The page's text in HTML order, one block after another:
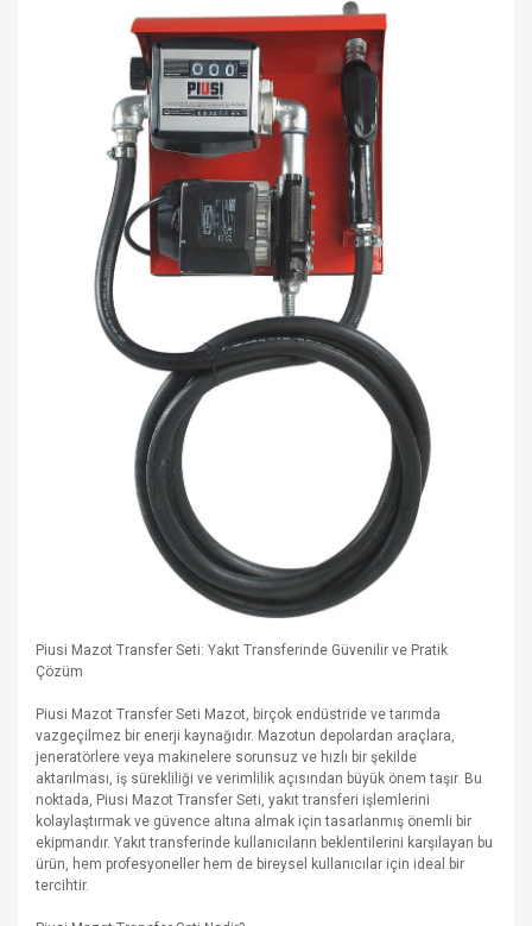
Piusi Mazot Transfer Seti: Yakıt Transferinde Güvenilir ve Pratik
Çözüm
Piusi Mazot Transfer Seti Mazot, birçok endüstride ve tarımda
vazgeçilmez bir enerji kaynağıdır. Mazotun depolardan araçlara,
jeneratörlere veya makinelere sorunsuz ve hızlı bir şekilde
aktarılması, iş sürekliliği ve verimlilik açısından büyük önem taşır. Bu
noktada, Piusi Mazot Transfer Seti, yakıt transferi işlemlerini
kolaylaştırmak ve güvence altına almak için tasarlanmış önemli bir
ekipmandır. Yakıt transferinde kullanıcıların beklentilerini karşılayan bu
ürün, hem profesyoneller hem de bireysel kullanıcılar için ideal bir
tercihtir.